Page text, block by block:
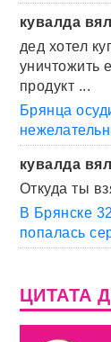
кувалда
дед хотел
уничтожить
продукт ...
Брянца
кувалда
Откуда ты
В Брянске
попалась
ЦИТАТА